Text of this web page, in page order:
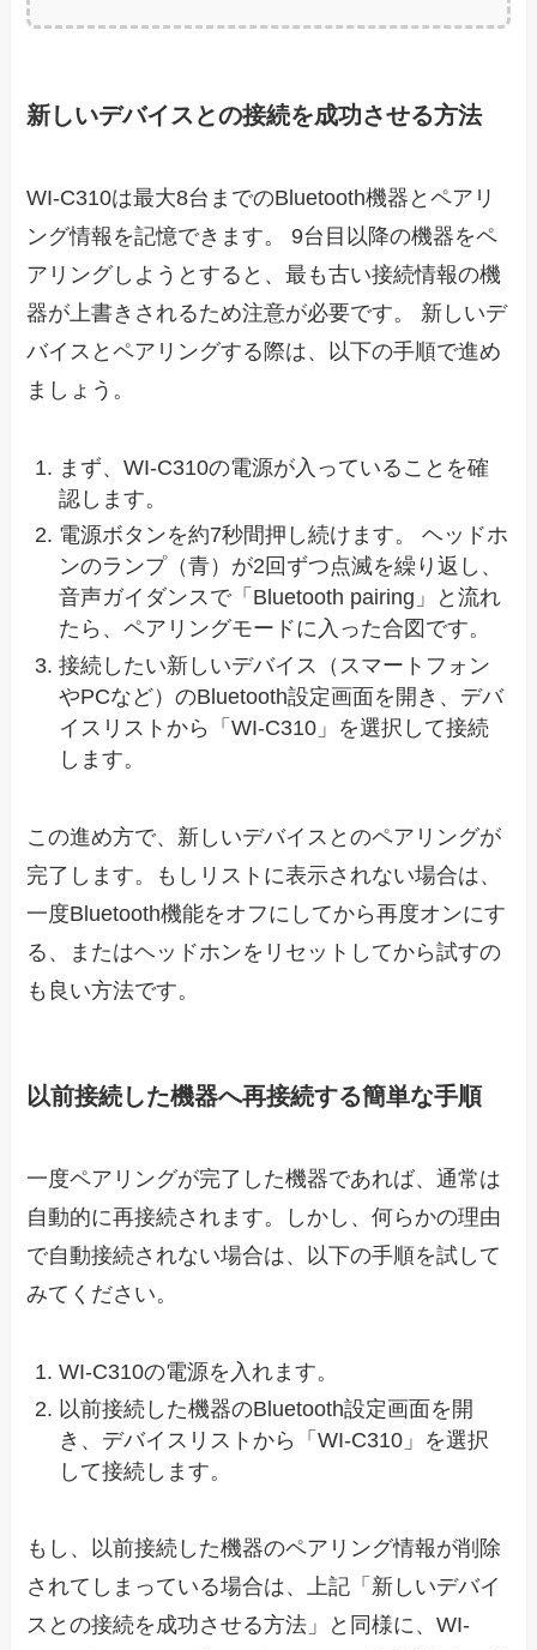
新しいデバイスとの接続を成功させる方法
WI-C310は最大8台までのBluetooth機器とペアリ
ング情報を記憶できます。 9台目以降の機器をペ
アリングしようとすると、最も古い接続情報の機
器が上書きされるため注意が必要です。 新しいデ
バイスとペアリングする際は、以下の手順で進め
ましょう。
まず、WI-C310の電源が入っていることを確
認します。
電源ボタンを約7秒間押し続けます。 ヘッドホ
ンのランプ（青）が2回ずつ点滅を繰り返し、
音声ガイダンスで「Bluetooth pairing」と流れ
たら、ペアリングモードに入った合図です。
接続したい新しいデバイス（スマートフォン
やPCなど）のBluetooth設定画面を開き、デバ
イスリストから「WI-C310」を選択して接続
します。
この進め方で、新しいデバイスとのペアリングが
完了します。もしリストに表示されない場合は、
一度Bluetooth機能をオフにしてから再度オンにす
る、またはヘッドホンをリセットしてから試すの
も良い方法です。
以前接続した機器へ再接続する簡単な手順
一度ペアリングが完了した機器であれば、通常は
自動的に再接続されます。しかし、何らかの理由
で自動接続されない場合は、以下の手順を試して
みてください。
WI-C310の電源を入れます。
以前接続した機器のBluetooth設定画面を開
き、デバイスリストから「WI-C310」を選択
して接続します。
もし、以前接続した機器のペアリング情報が削除
されてしまっている場合は、上記「新しいデバイ
スとの接続を成功させる方法」と同様に、WI-